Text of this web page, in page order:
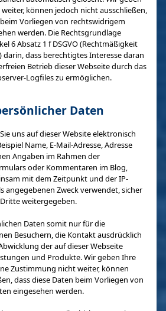
können jedoch nicht ausschließen,
Vorliegen von rechtswidrigem
werden. Die Rechtsgrundlage
6 Absatz 1 f DSGVO (Rechtmäßigkeit
dass berechtigtes Interesse daran
Betrieb dieser Webseite durch das
Logfiles zu ermöglichen.
Daten
uns auf dieser Website elektronisch
Name, E-Mail-Adresse, Adresse
Angaben im Rahmen der
oder Kommentaren im Blog,
mit dem Zeitpunkt und der IP-
angegebenen Zweck verwendet, sicher
weitergegeben.
Daten somit nur für die
Besuchern, die Kontakt ausdrücklich
der auf dieser Webseite
und Produkte. Wir geben Ihre
Zustimmung nicht weiter, können
dass diese Daten beim Vorliegen von
eingesehen werden.